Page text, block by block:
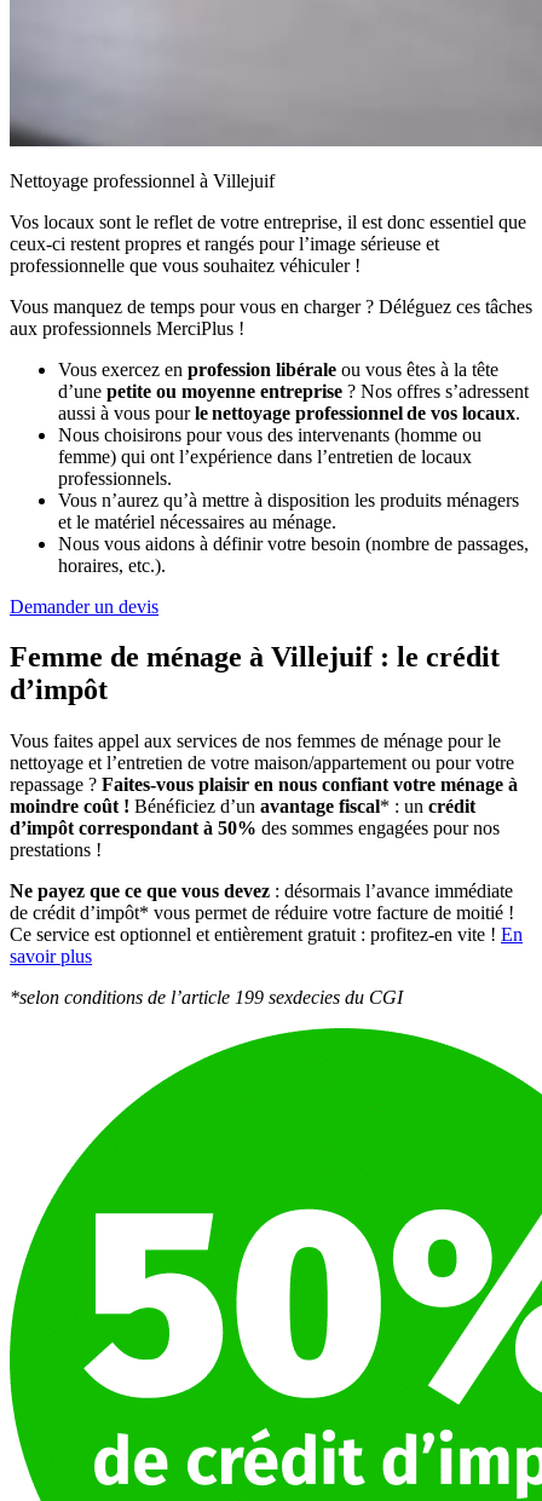
Nettoyage professionnel à Villejuif
Vos locaux sont le reflet de votre entreprise, il est donc essentiel que
ceux-ci restent propres et rangés pour l’image sérieuse et
professionnelle que vous souhaitez véhiculer !
Vous manquez de temps pour vous en charger ? Déléguez ces tâches
aux professionnels MerciPlus !
Vous exercez en profession libérale ou vous êtes à la tête
d’une petite ou moyenne entreprise ? Nos offres s’adressent
aussi à vous pourle nettoyage professionnel de vos locaux.
Nous choisirons pour vous des intervenants (homme ou
femme) qui ont l’expérience dans l’entretien de locaux
professionnels.
Vous n’aurez qu’à mettre à disposition les produits ménagers
et le matériel nécessaires au ménage.
Nous vous aidons à définir votre besoin (nombre de passages,
horaires, etc.).
Demander un devis
Femme de ménage à Villejuif : le crédit
d’impôt
Vous faites appel aux services de nos femmes de ménage pour le
nettoyage et l’entretien de votre maison/appartement ou pour votre
repassage ? Faites-vous plaisir en nous confiant votre ménage à
moindre coût ! Bénéficiez d’un avantage fiscal* : un crédit
d’impôt correspondant à 50% des sommes engagées pour nos
prestations !
Ne payez que ce que vous devez : désormais l’avance immédiate
de crédit d’impôt* vous permet de réduire votre facture de moitié !
Ce service est optionnel et entièrement gratuit : profitez-en vite ! En
savoir plus
*selon conditions de l’article 199 sexdecies du CGI